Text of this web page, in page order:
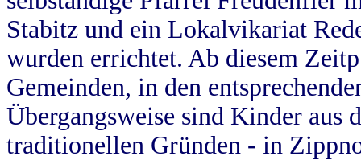
Stabitz und ein Lokalvikariat
wurden errichtet. Ab diesem
Gemeinden, in den
Übergangsweise sind Kinder aus
traditionellen Gründen - in